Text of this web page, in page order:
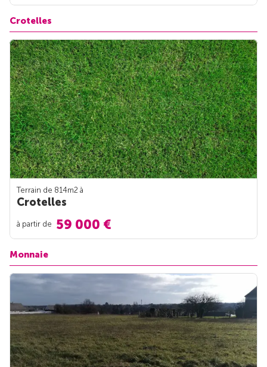
Crotelles
Terrain de 814m2 à
Crotelles
à partir de 59 000 €
Monnaie